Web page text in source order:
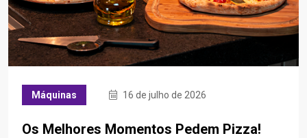
Máquinas 16 de julho de 2026
Os Melhores Momentos Pedem Pizza!